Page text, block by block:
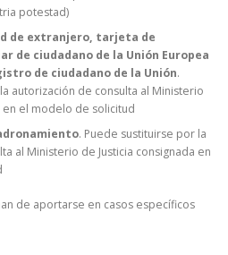
potestad)
de extranjero, tarjeta de
de ciudadano de la Unión Europea
de ciudadano de la Unión.
autorización de consulta al Ministerio
en el modelo de solicitud
. Puede sustituirse por la
al Ministerio de Justicia consignada en
de aportarse en casos específicos